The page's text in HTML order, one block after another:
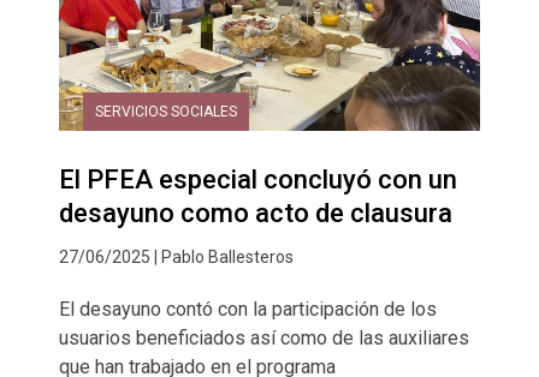
SERVICIOS SOCIALES
El PFEA especial concluyó con un
desayuno como acto de clausura
27/06/2025 | Pablo Ballesteros
El desayuno contó con la participación de los
usuarios beneficiados así como de las auxiliares
que han trabajado en el programa